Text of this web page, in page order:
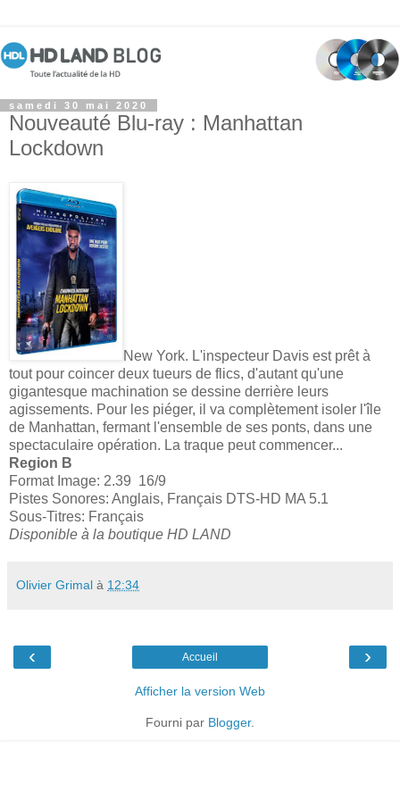
samedi 30 mai 2020
Nouveauté Blu-ray : Manhattan
Lockdown
New York. L'inspecteur Davis est prêt à
tout pour coincer deux tueurs de flics, d'autant qu'une
gigantesque machination se dessine derrière leurs
agissements. Pour les piéger, il va complètement isoler l'île
de Manhattan, fermant l'ensemble de ses ponts, dans une
spectaculaire opération. La traque peut commencer...
Region B
Format Image: 2.39 16/9
Pistes Sonores: Anglais, Français DTS-HD MA 5.1
Sous-Titres: Français
Disponible à la boutique HD LAND
Olivier Grimal à 12:34
‹ ›
Accueil
Afficher la version Web
Fourni par Blogger.